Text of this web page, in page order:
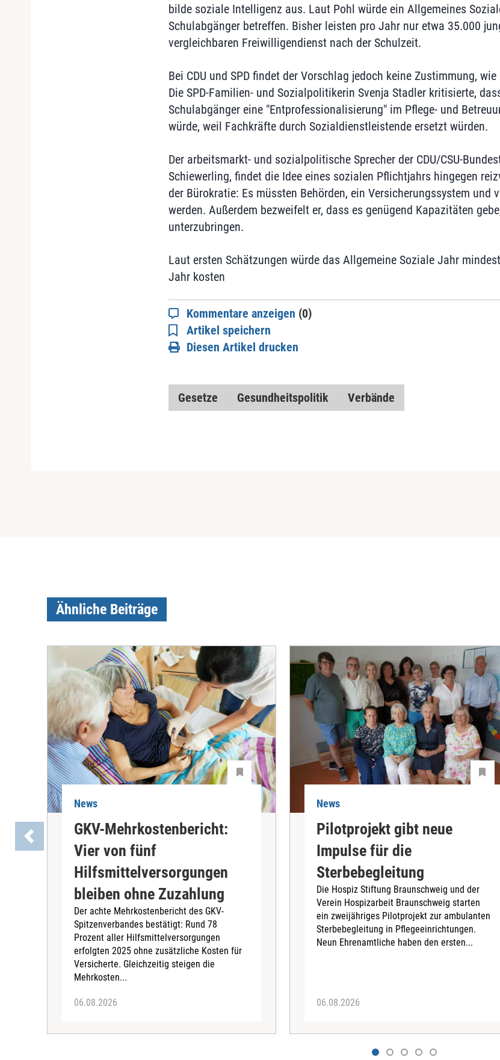
bilde soziale Intelligenz aus. Laut Pohl würde ein Allgemeines
Schulabgänger betreffen. Bisher leisten pro Jahr nur etwa 35.000
vergleichbaren Freiwilligendienst nach der Schulzeit.
Bei CDU und SPD findet der Vorschlag jedoch keine Zustimmung,
Die SPD-Familien- und Sozialpolitikerin Svenja Stadler kritisierte,
Schulabgänger eine "Entprofessionalisierung" im Pflege- und
würde, weil Fachkräfte durch Sozialdienstleistende ersetzt würden.
Der arbeitsmarkt- und sozialpolitische Sprecher der CDU/CSU-
Schiewerling, findet die Idee eines sozialen Pflichtjahrs hingegen
der Bürokratie: Es müssten Behörden, ein Versicherungssystem und
werden. Außerdem bezweifelt er, dass es genügend Kapazitäten
unterzubringen.
Laut ersten Schätzungen würde das Allgemeine Soziale Jahr
Jahr kosten
Kommentare anzeigen (0)
Artikel speichern
Diesen Artikel drucken
Gesetze Gesundheitspolitik Verbände
Ähnliche Beiträge
News
GKV-Mehrkostenbericht:
Vier von fünf
Hilfsmittelversorgungen
bleiben ohne Zuzahlung
Der achte Mehrkostenbericht des GKV-
Spitzenverbandes bestätigt: Rund 78
Prozent aller Hilfsmittelversorgungen
erfolgten 2025 ohne zusätzliche Kosten für
Versicherte. Gleichzeitig steigen die
Mehrkosten...
06.08.2026
News
Pilotprojekt gibt neue
Impulse für die
Sterbebegleitung
Die Hospiz Stiftung Braunschweig und der
Verein Hospizarbeit Braunschweig starten
ein zweijähriges Pilotprojekt zur ambulanten
Sterbebegleitung in Pflegeeinrichtungen.
Neun Ehrenamtliche haben den ersten...
06.08.2026